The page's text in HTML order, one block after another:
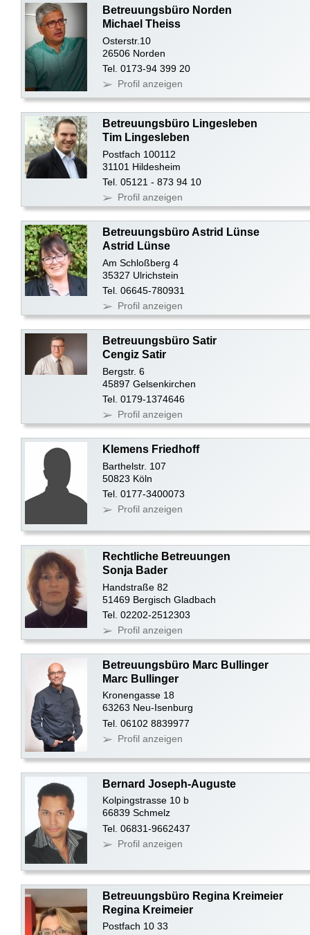
Betreuungsbüro Norden
Michael Theiss
Osterstr.10
26506 Norden
Tel. 0173-94 399 20
Profil anzeigen
Betreuungsbüro Lingesleben
Tim Lingesleben
Postfach 100112
31101 Hildesheim
Tel. 05121 - 873 94 10
Profil anzeigen
Betreuungsbüro Astrid Lünse
Astrid Lünse
Am Schloßberg 4
35327 Ulrichstein
Tel. 06645-780931
Profil anzeigen
Betreuungsbüro Satir
Cengiz Satir
Bergstr. 6
45897 Gelsenkirchen
Tel. 0179-1374646
Profil anzeigen
Klemens Friedhoff
Barthelstr. 107
50823 Köln
Tel. 0177-3400073
Profil anzeigen
Rechtliche Betreuungen
Sonja Bader
Handstraße 82
51469 Bergisch Gladbach
Tel. 02202-2512303
Profil anzeigen
Betreuungsbüro Marc Bullinger
Marc Bullinger
Kronengasse 18
63263 Neu-Isenburg
Tel. 06102 8839977
Profil anzeigen
Bernard Joseph-Auguste
Kolpingstrasse 10 b
66839 Schmelz
Tel. 06831-9662437
Profil anzeigen
Betreuungsbüro Regina Kreimeier
Regina Kreimeier
Postfach 10 33